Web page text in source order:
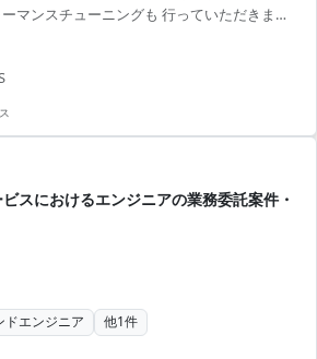
マンスチューニングも 行っていただきま
ョンの開発 - SQL Serverを用いたデータベー
JavaScriptを使用したフロントエンド開発
モート併用で働く場所を柔軟に ・大手町、
ビスにおけるエンジニアの業務委託案件・
ドエンジニア 他1件